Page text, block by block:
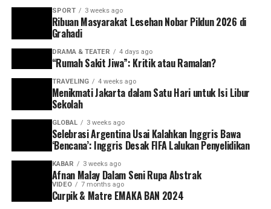
RELATED TOPICS:
JAYAKARTANEWS
UP NEXT
Tribute to Erros Djarot: Rayakan Perjalanan Cinta di
Java Jazz 2026
Cigarnesia 2026 Disambut Antusias, Pecinta Cerutu
Siap Ramaikan Event di Jakarta
SPORT 3 weeks ago
Ribuan Masyarakat Lesehan Nobar Pildun 2026 di
Grahadi
DRAMA & TEATER 4 days ago
“Rumah Sakit Jiwa”: Kritik atau Ramalan?
TRAVELING 4 weeks ago
Menikmati Jakarta dalam Satu Hari untuk Isi Libur
Sekolah
GLOBAL 3 weeks ago
Selebrasi Argentina Usai Kalahkan Inggris Bawa
‘Bencana’: Inggris Desak FIFA Lalukan Penyelidikan
KABAR 3 weeks ago
Afnan Malay Dalam Seni Rupa Abstrak
VIDEO 7 months ago
Curpik & Matre EMAKA BAN 2024